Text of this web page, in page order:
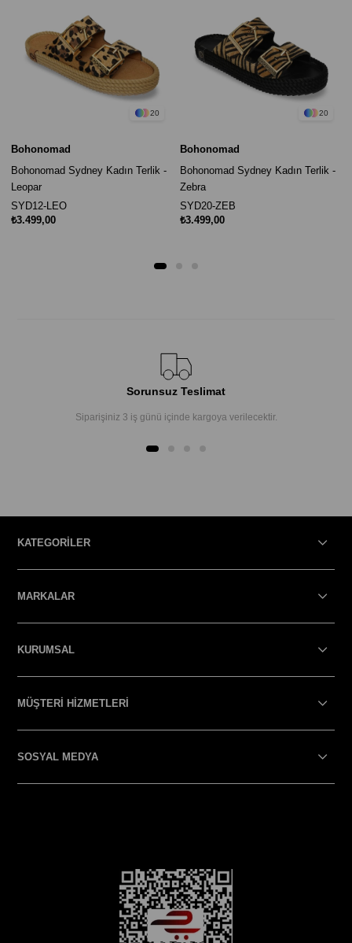
20
Bohonomad
Bohonomad Sydney Kadın Terlik -
Leopar
SYD12-LEO
₺3.499,00
20
Bohonomad
Bohonomad Sydney Kadın Terlik -
Zebra
SYD20-ZEB
₺3.499,00
Sorunsuz Teslimat
Siparişiniz 3 iş günü içinde kargoya verilecektir.
KATEGORİLER
MARKALAR
KURUMSAL
MÜŞTERİ HİZMETLERİ
SOSYAL MEDYA